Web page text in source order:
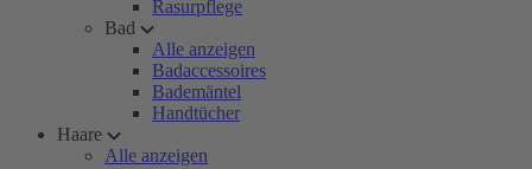
Rasurpflege
Bad
Alle anzeigen
Badaccessoires
Bademäntel
Handtücher
Haare
Alle anzeigen